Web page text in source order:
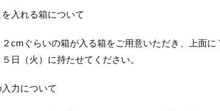
入れる箱について
cmぐらいの箱が入る箱をご用意いただき、上面
日（火）に持たせてください。
力について